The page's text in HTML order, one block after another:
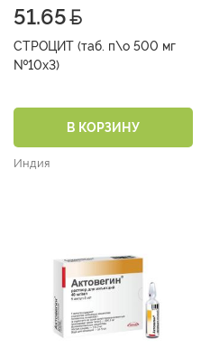
51.65
СТРОЦИТ (таб. п\о 500 мг
№10х3)
В КОРЗИНУ
Индия